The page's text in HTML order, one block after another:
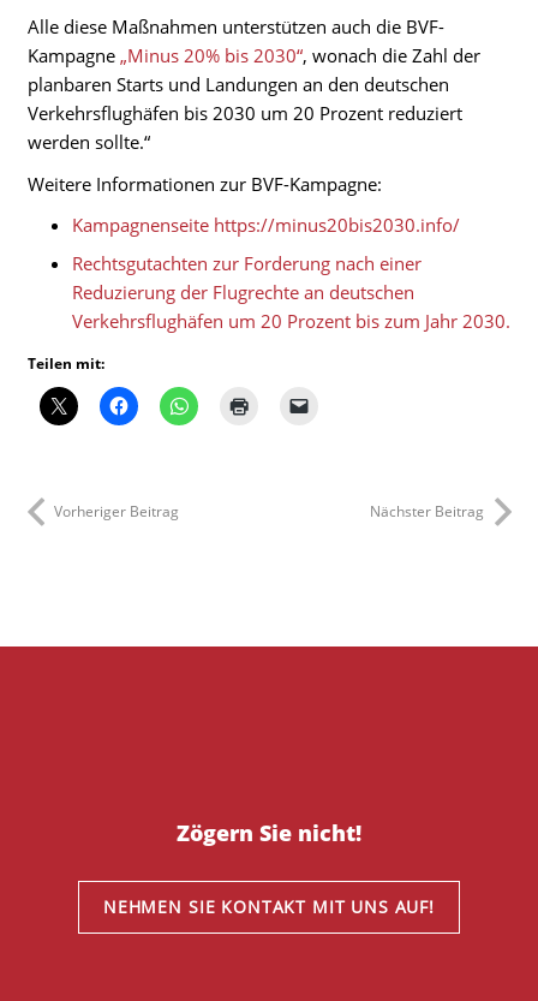
Alle diese Maßnahmen unterstützen auch die BVF-
Kampagne „Minus 20% bis 2030“, wonach die Zahl der
planbaren Starts und Landungen an den deutschen
Verkehrsflughäfen bis 2030 um 20 Prozent reduziert
werden sollte.“
Weitere Informationen zur BVF-Kampagne:
Kampagnenseite https://minus20bis2030.info/
Rechtsgutachten zur Forderung nach einer
Reduzierung der Flugrechte an deutschen
Verkehrsflughäfen um 20 Prozent bis zum Jahr 2030.
Teilen mit:
Vorheriger Beitrag Nächster Beitrag
Zögern Sie nicht!
NEHMEN SIE KONTAKT MIT UNS AUF!